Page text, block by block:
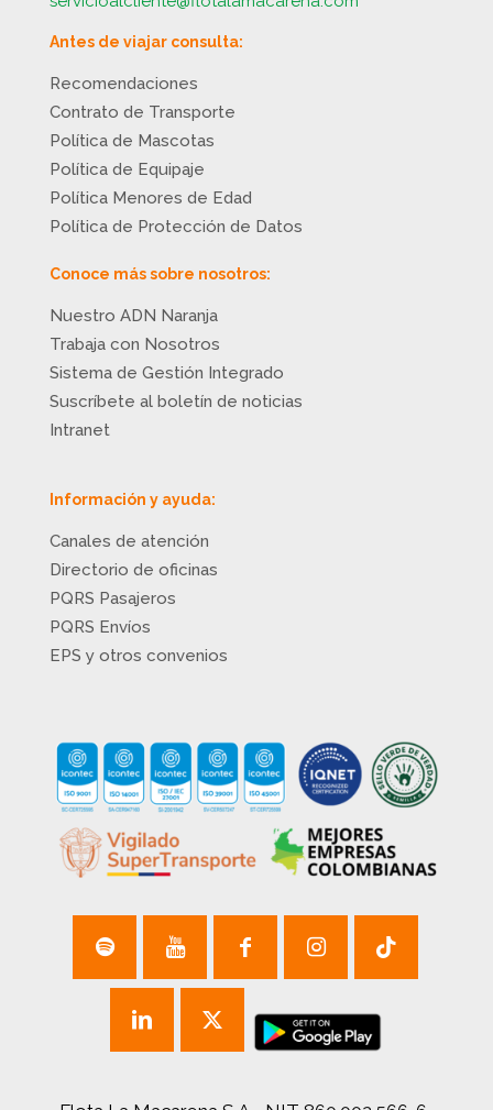
Antes de viajar consulta:
Recomendaciones
Contrato de Transporte
Política de Mascotas
Política de Equipaje
Política Menores de Edad
Política de Protección de Datos
Conoce más sobre nosotros:
Nuestro ADN Naranja
Trabaja con Nosotros
Sistema de Gestión Integrado
Suscríbete al boletín de noticias
Intranet
Información y ayuda:
Canales de atención
Directorio de oficinas
PQRS Pasajeros
PQRS Envíos
EPS y otros convenios